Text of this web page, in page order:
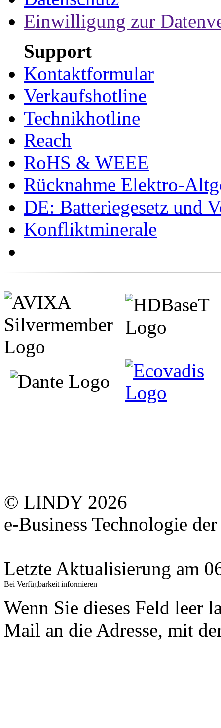
Einwilligung zur
Support
Kontaktformular
Verkaufshotline
Technikhotline
Reach
RoHS & WEEE
Rücknahme Elektro-
DE: Batteriegesetz und
Konfliktminerale
© LINDY 2026
e-Business Technologie
Letzte Aktualisierung am
Bei Verfügbarkeit informieren
Wenn Sie dieses Feld leer
Mail an die Adresse, mit